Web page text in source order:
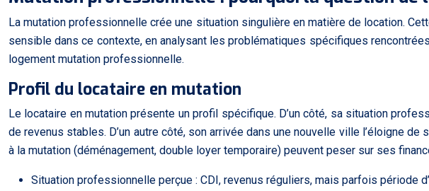
La mutation professionnelle crée une situation singulière en matière de location.
sensible dans ce contexte, en analysant les problématiques spécifiques
logement mutation professionnelle.
Profil du locataire en mutation
Le locataire en mutation présente un profil spécifique. D’un côté, sa situation
de revenus stables. D’un autre côté, son arrivée dans une nouvelle ville l’éloigne
à la mutation (déménagement, double loyer temporaire) peuvent peser sur ses
Situation professionnelle perçue : CDI, revenus réguliers, mais parfois période